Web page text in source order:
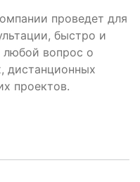
проведет для
быстро и
любой вопрос о
дистанционных
проектов.